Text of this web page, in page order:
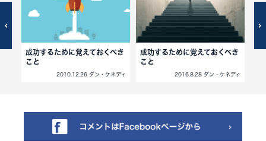
成功するために覚えておくべき
こと
2010.12.26 ダン・ケネディ
成功するために覚えておくべき
こと
2016.8.28 ダン・ケネディ